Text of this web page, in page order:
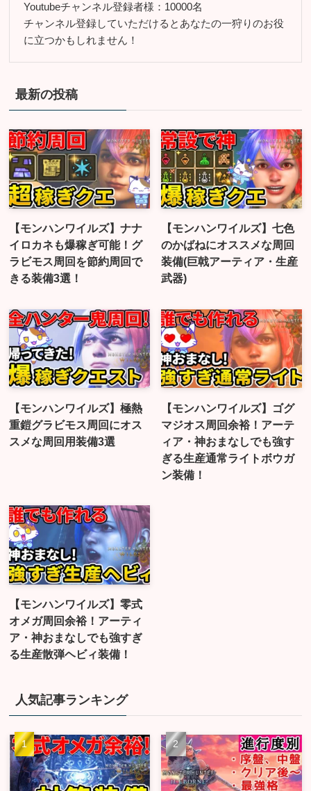
Youtubeチャンネル登録者様：10000名
チャンネル登録していただけるとあなたの一狩りのお役
に立つかもしれません！
最新の投稿
【モンハンワイルズ】ナナ
イロカネも爆稼ぎ可能！グ
ラビモス周回を節約周回で
きる装備3選！
【モンハンワイルズ】七色
のかばねにオススメな周回
装備(巨戟アーティア・生産
武器)
【モンハンワイルズ】極熱
重鎧グラビモス周回にオス
スメな周回用装備3選
【モンハンワイルズ】ゴグ
マジオス周回余裕！アーテ
ィア・神おまなしでも強す
ぎる生産通常ライトボウガ
ン装備！
【モンハンワイルズ】零式
オメガ周回余裕！アーティ
ア・神おまなしでも強すぎ
る生産散弾ヘビィ装備！
人気記事ランキング